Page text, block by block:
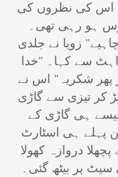
اس کی نظروں کی
ہو رہی تھی۔
زویا نے جلدی
سے کہا۔ "خدا
پھر شکریہ" اس نے
کر تیزی سے گاڑی
ہی گاڑی کے
پہلے ہی اسٹارٹ
دروازہ کھولا
سیٹ پر بیٹھ گئی۔